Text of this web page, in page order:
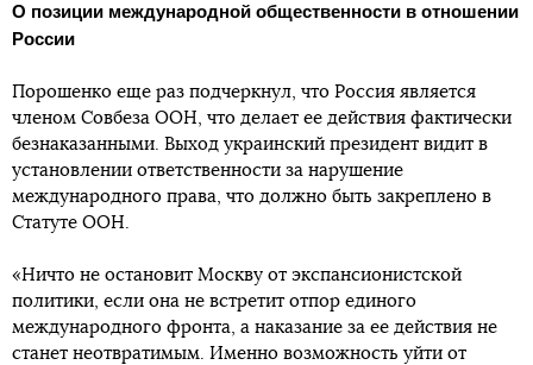
О позиции международной общественности в отношении
России
Порошенко еще раз подчеркнул, что Россия является
членом Совбеза ООН, что делает ее действия фактически
безнаказанными. Выход украинский президент видит в
установлении ответственности за нарушение
международного права, что должно быть закреплено в
Статуте ООН.
«Ничто не остановит Москву от экспансионистской
политики, если она не встретит отпор единого
международного фронта, а наказание за ее действия не
станет неотвратимым. Именно возможность уйти от